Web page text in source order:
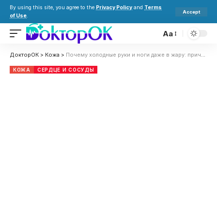
By using this site, you agree to the Privacy Policy and Terms
of Use.
Accept
Aa
ДокторОК > Кожа > Почему холодные руки и ноги даже в жару: причины, чего не хватает в организме и когда обращаться к врачу
КОЖА СЕРДЦЕ И СОСУДЫ